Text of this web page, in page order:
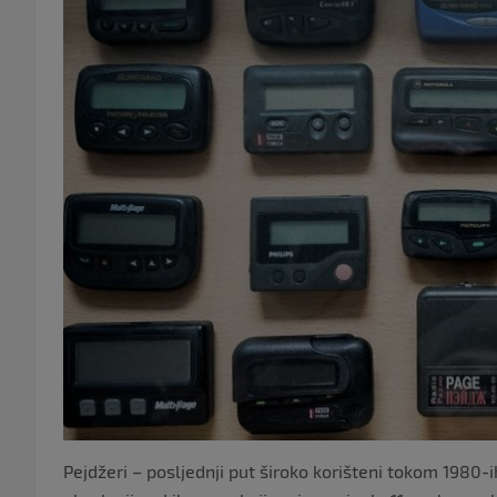
Pejdžeri – posljednji put široko korišteni tokom